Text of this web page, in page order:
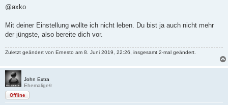
i
a
@axko
Mit deiner Einstellung wollte ich nicht leben. Du bist ja auch nicht mehr
der jüngste, also bereite dich vor.
Zuletzt geändert von Ernesto am 8. Juni 2019, 22:26, insgesamt 2-mal geändert.
John Extra
Ehemalige/r
Offline